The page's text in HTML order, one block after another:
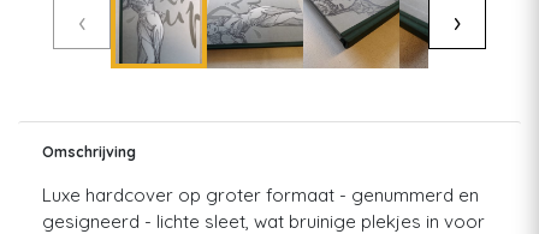
‹ ›
Omschrijving
Luxe hardcover op groter formaat - genummerd en
gesigneerd - lichte sleet, wat bruinige plekjes in voor